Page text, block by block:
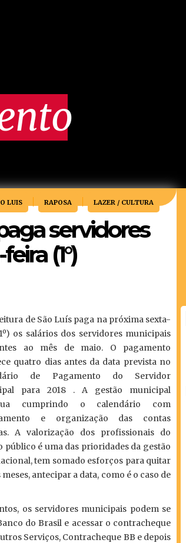
LUIS RAPOSA LAZER / CULTURA
servidores
(1°)
de São Luís paga na próxima sexta-
os salários dos servidores municipais
ao mês de maio. O pagamento
quatro dias antes da data prevista no
de Pagamento do Servidor
para 2018 . A gestão municipal
cumprindo o calendário com
e organização das contas
A valorização dos profissionais do
público é uma das prioridades da gestão
tem somado esforços para quitar
antecipar a data, como é o caso de
os servidores municipais podem se
do Brasil e acessar o contracheque
Serviços, Contracheque BB e depois